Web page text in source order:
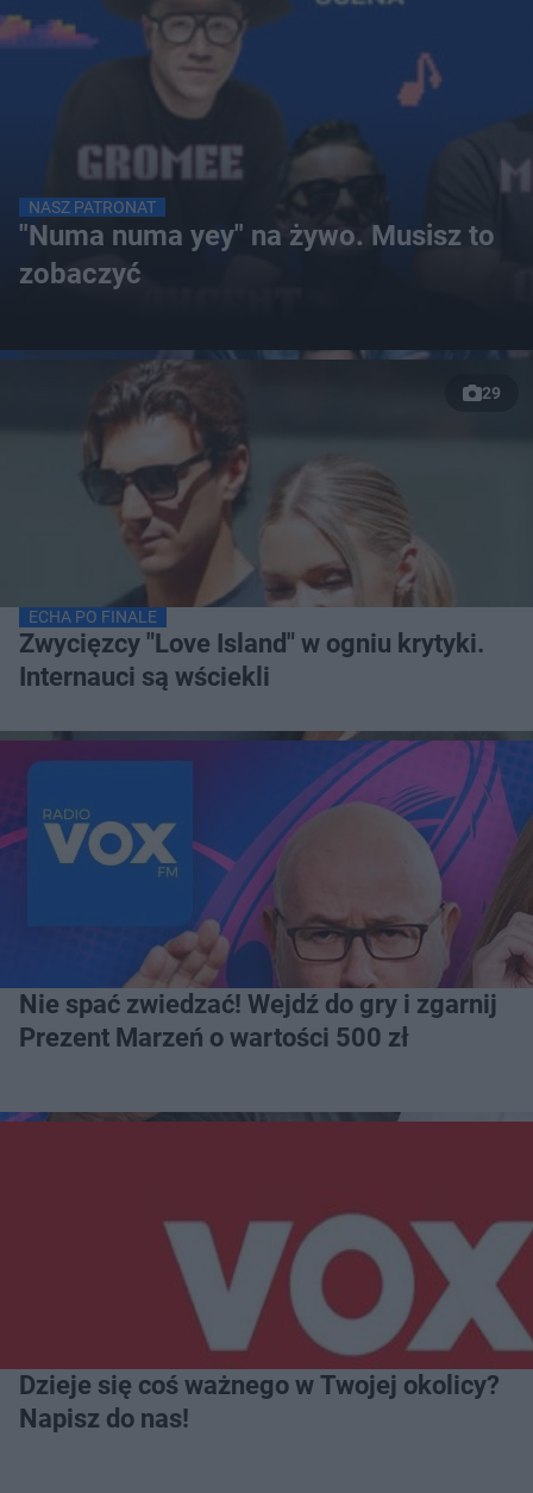
NASZ PATRONAT
"Numa numa yey" na żywo. Musisz to
zobaczyć
29
ECHA PO FINALE
Zwycięzcy "Love Island" w ogniu krytyki.
Internauci są wściekli
Nie spać zwiedzać! Wejdź do gry i zgarnij
Prezent Marzeń o wartości 500 zł
Dzieje się coś ważnego w Twojej okolicy?
Napisz do nas!